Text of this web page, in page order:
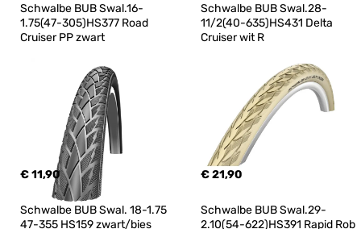
Schwalbe BUB Swal.16-
1.75(47-305)HS377 Road
Cruiser PP zwart
€ 11,90
Schwalbe BUB Swal.28-
11/2(40-635)HS431 Delta
Cruiser wit R
€ 21,90
Schwalbe BUB Swal. 18-1.75
47-355 HS159 zwart/bies
Schwalbe BUB Swal.29-
2.10(54-622)HS391 Rapid Rob